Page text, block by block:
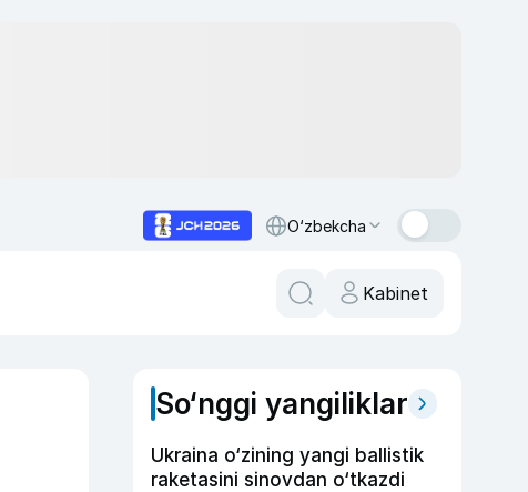
O‘zbekcha
Kabinet
So‘nggi yangiliklar
Ukraina o‘zining yangi ballistik
raketasini sinovdan o‘tkazdi